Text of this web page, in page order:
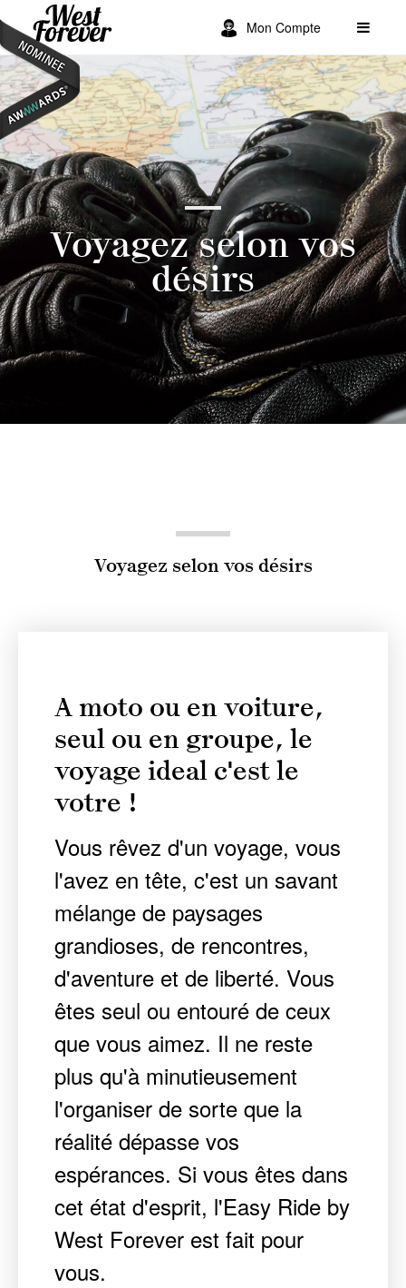
Mon Compte
Voyagez selon vos
désirs
Voyagez selon vos désirs
A moto ou en voiture,
seul ou en groupe, le
voyage ideal c'est le
votre !
Vous rêvez d'un voyage, vous
l'avez en tête, c'est un savant
mélange de paysages
grandioses, de rencontres,
d'aventure et de liberté. Vous
êtes seul ou entouré de ceux
que vous aimez. Il ne reste
plus qu'à minutieusement
l'organiser de sorte que la
réalité dépasse vos
espérances. Si vous êtes dans
cet état d'esprit, l'Easy Ride by
West Forever est fait pour
vous.